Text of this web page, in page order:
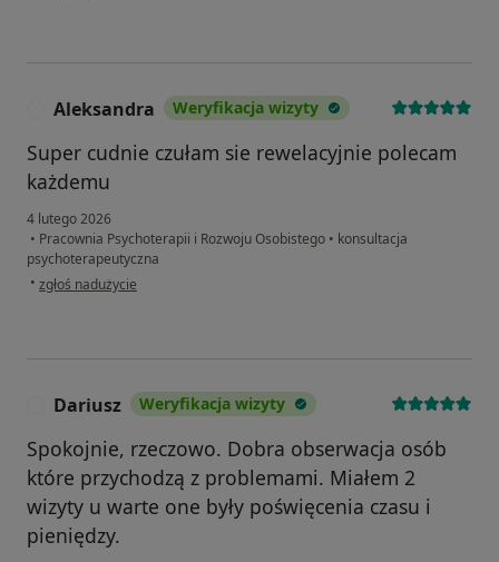
Aleksandra Weryfikacja wizyty
Super cudnie czułam sie rewelacyjnie polecam
każdemu
4 lutego 2026
• Pracownia Psychoterapii i Rozwoju Osobistego • konsultacja
psychoterapeutyczna
• w opinii użytkownika Aleksandra
zgłoś nadużycie
Dariusz Weryfikacja wizyty
Spokojnie, rzeczowo. Dobra obserwacja osób
które przychodzą z problemami. Miałem 2
wizyty u warte one były poświęcenia czasu i
pieniędzy.